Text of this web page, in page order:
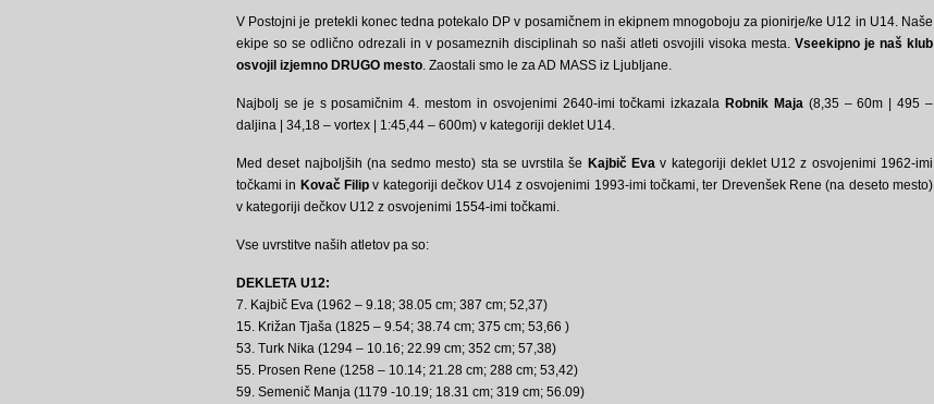
V Postojni je pretekli konec tedna potekalo DP v posamičnem in ekipnem mnogoboju za pionirje/ke U12 in U14. Naše
ekipe so se odlično odrezali in v posameznih disciplinah so naši atleti osvojili visoka mesta. Vseekipno je naš klub
osvojil izjemno DRUGO mesto. Zaostali smo le za AD MASS iz Ljubljane.
Najbolj se je s posamičnim 4. mestom in osvojenimi 2640-imi točkami izkazala Robnik Maja(8,35 – 60m | 495 –
daljina | 34,18 – vortex | 1:45,44 – 600m) v kategoriji deklet U14.
Med deset najboljših (na sedmo mesto) sta se uvrstila še Kajbič Eva v kategoriji deklet U12 z osvojenimi 1962-imi
točkami in Kovač Filip v kategoriji dečkov U14 z osvojenimi 1993-imi točkami, ter Drevenšek Rene (na deseto mesto)
v kategoriji dečkov U12 z osvojenimi 1554-imi točkami.
Vse uvrstitve naših atletov pa so:
DEKLETA U12:
7. Kajbič Eva (1962 – 9.18; 38.05 cm; 387 cm; 52,37)
15. Križan Tjaša (1825 – 9.54; 38.74 cm; 375 cm; 53,66 )
53. Turk Nika (1294 – 10.16; 22.99 cm; 352 cm; 57,38)
55. Prosen Rene (1258 – 10.14; 21.28 cm; 288 cm; 53,42)
59. Semenič Manja (1179 -10.19; 18.31 cm; 319 cm; 56.09)